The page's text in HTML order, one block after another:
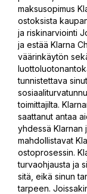
maksusopimus
ostoksista
ja riskinarviointi
ja estää Klarna
väärinkäytön
tunnistettava
toimittajilta.
saattanut antaa
yhdessä Klarnan
mahdollistavat
ostoprosessin.
turvaohjausta ja
sitä, eikä sinun
tarpeen.